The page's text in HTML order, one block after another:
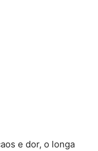
e dor, o longa